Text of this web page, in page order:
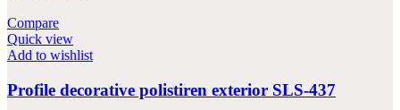
Compare
Quick view
Add to wishlist
Profile decorative polistiren exterior SLS-437